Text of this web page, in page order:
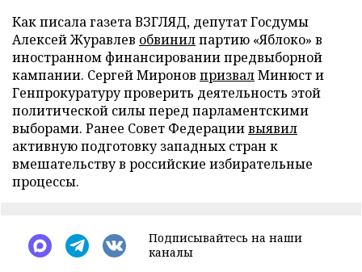
Как писала газета ВЗГЛЯД, депутат Госдумы
Алексей Журавлев обвинилпартию «Яблоко» в
иностранном финансировании предвыборной
кампании. Сергей Миронов призвалМинюст и
Генпрокуратуру проверить деятельность этой
политической силы перед парламентскими
выборами. Ранее Совет Федерациивыявил
активную подготовку западных стран к
вмешательству в российские избирательные
процессы.
Подписывайтесь на наши
каналы